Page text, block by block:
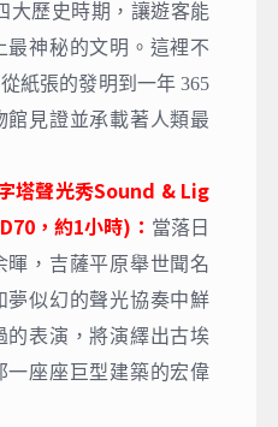
大歷史時期，讓遊客能
神秘的文明。這裡不
紙張的發明到一年 365
館見證並承載著人類最
塔聲光秀Sound & Lig
，約1小時)： 當落日
暉，吉薩平原舉世聞名
夢似幻的聲光協奏中鮮
的表演，將演繹出古埃
一座座巨型建築的宏偉